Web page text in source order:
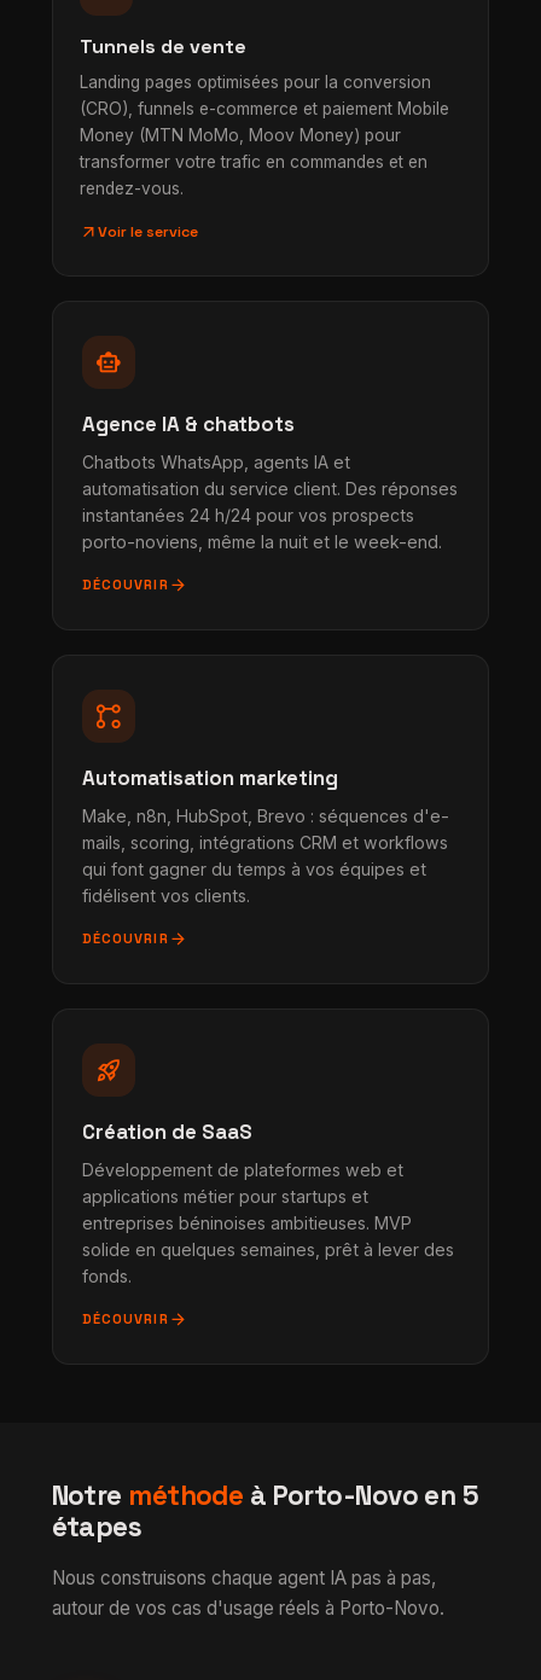
Tunnels de vente
Landing pages optimisées pour la conversion
(CRO), funnels e-commerce et paiement Mobile
Money (MTN MoMo, Moov Money) pour
transformer votre trafic en commandes et en
rendez-vous.
arrow_outwardVoir le service
smart_toy
Agence IA & chatbots
Chatbots WhatsApp, agents IA et
automatisation du service client. Des réponses
instantanées 24 h/24 pour vos prospects
porto-noviens, même la nuit et le week-end.
DÉCOUVRIR arrow_forward
linked_services
Automatisation marketing
Make, n8n, HubSpot, Brevo : séquences d'e-
mails, scoring, intégrations CRM et workflows
qui font gagner du temps à vos équipes et
fidélisent vos clients.
DÉCOUVRIR arrow_forward
rocket_launch
Création de SaaS
Développement de plateformes web et
applications métier pour startups et
entreprises béninoises ambitieuses. MVP
solide en quelques semaines, prêt à lever des
fonds.
DÉCOUVRIR arrow_forward
Notre méthode à Porto-Novo en 5
étapes
Nous construisons chaque agent IA pas à pas,
autour de vos cas d'usage réels à Porto-Novo.